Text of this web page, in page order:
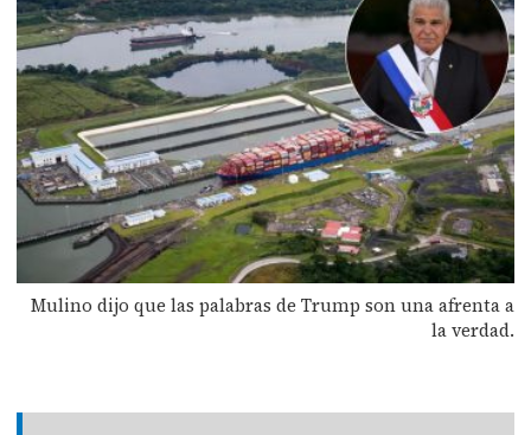
Mulino dijo que las palabras de Trump son una afrenta a
la verdad.